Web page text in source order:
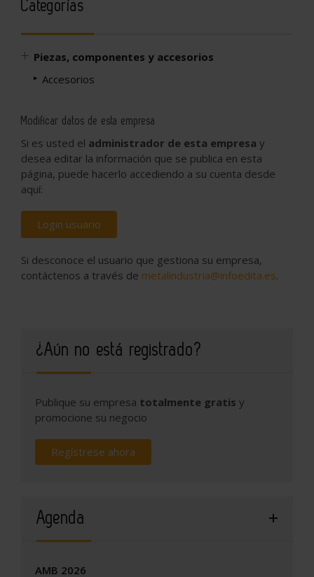
Categorías
Piezas, componentes y accesorios
Accesorios
Modificar datos de esta empresa
Si es usted el administrador de esta empresa y
desea editar la información que se publica en esta
página, puede hacerlo accediendo a su cuenta desde
aquí:
Login usuario
Si desconoce el usuario que gestiona su empresa,
contáctenos a través de metalindustria@infoedita.es.
¿Aún no está registrado?
Publique su empresa totalmente gratis y
promocione su negocio
Regístrese ahora
Agenda
AMB 2026